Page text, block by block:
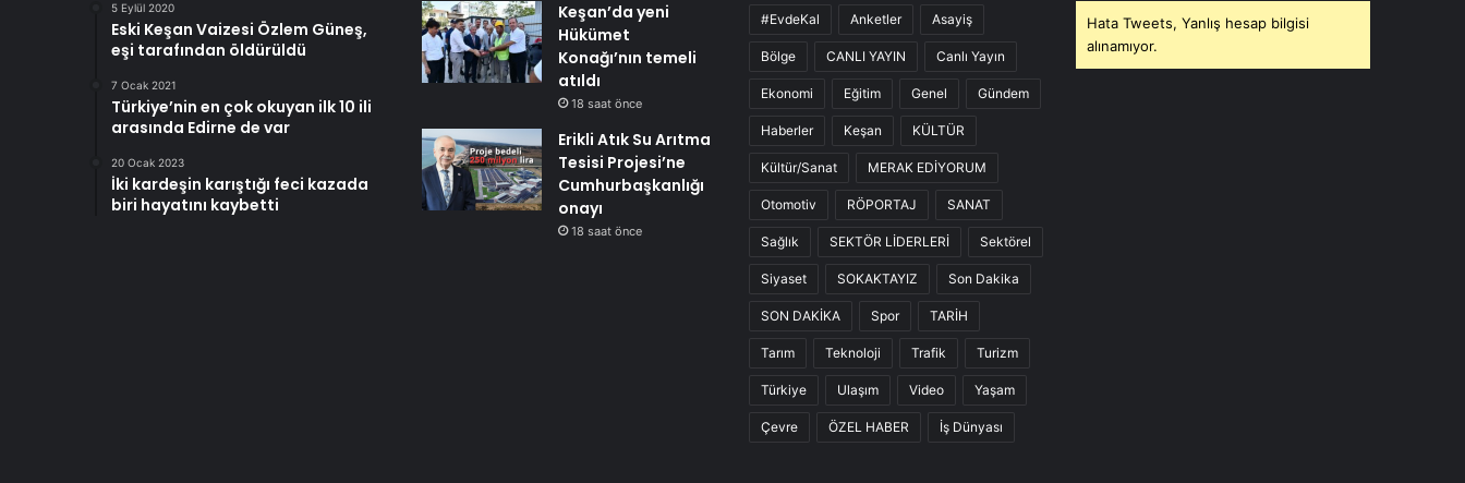
5 Eylül 2020
Eski Keşan Vaizesi Özlem Güneş,
eşi tarafından öldürüldü
7 Ocak 2021
Türkiye’nin en çok okuyan ilk 10 ili
arasında Edirne de var
20 Ocak 2023
İki kardeşin karıştığı feci kazada
biri hayatını kaybetti
Keşan’da yeni
Hükümet
Konağı’nın temeli
atıldı
18 saat önce
Erikli Atık Su Arıtma
Tesisi Projesi’ne
Cumhurbaşkanlığı
onayı
18 saat önce
#EvdeKal Anketler Asayiş
Bölge CANLI YAYIN Canlı Yayın
Ekonomi Eğitim Genel Gündem
Haberler Keşan KÜLTÜR
Kültür/Sanat MERAK EDİYORUM
Otomotiv RÖPORTAJ SANAT
Sağlık SEKTÖR LİDERLERİ Sektörel
Siyaset SOKAKTAYIZ Son Dakika
SON DAKİKA Spor TARİH
Tarım Teknoloji Trafik Turizm
Türkiye Ulaşım Video Yaşam
Çevre ÖZEL HABER İş Dünyası
Hata Tweets, Yanlış hesap bilgisi
alınamıyor.